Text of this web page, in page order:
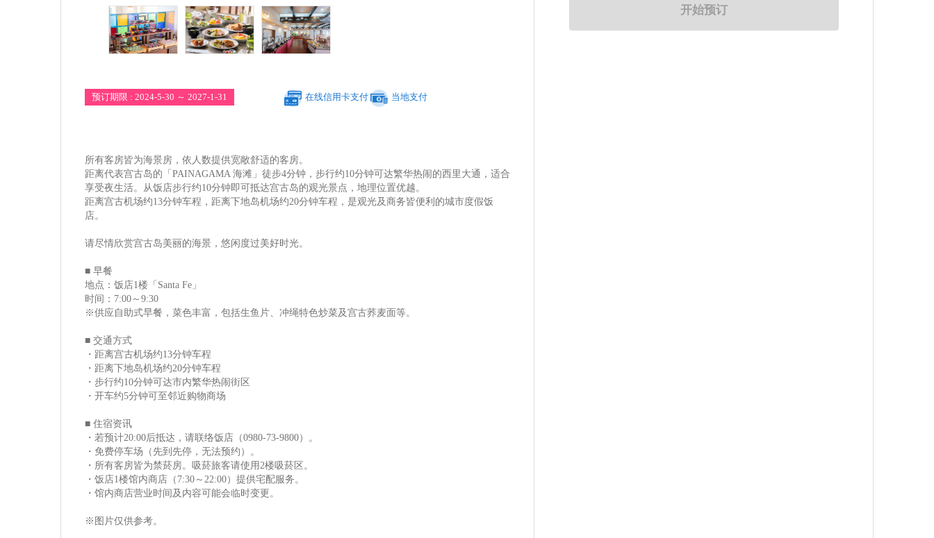
预订期限 : 2024-5-30 ～ 2027-1-31 在线信用卡支付 当地支付
所有客房皆为海景房，依人数提供宽敞舒适的客房。
距离代表宫古岛的「PAINAGAMA 海滩」徒步4分钟，步行约10分钟可达繁华热闹的西里大通，适合
享受夜生活。从饭店步行约10分钟即可抵达宫古岛的观光景点，地理位置优越。
距离宫古机场约13分钟车程，距离下地岛机场约20分钟车程，是观光及商务皆便利的城市度假饭
店。
请尽情欣赏宫古岛美丽的海景，悠闲度过美好时光。
■ 早餐
地点：饭店1楼「Santa Fe」
时间：7:00～9:30
※供应自助式早餐，菜色丰富，包括生鱼片、冲绳特色炒菜及宫古荞麦面等。
■ 交通方式
・距离宫古机场约13分钟车程
・距离下地岛机场约20分钟车程
・步行约10分钟可达市内繁华热闹街区
・开车约5分钟可至邻近购物商场
■ 住宿资讯
・若预计20:00后抵达，请联络饭店（0980-73-9800）。
・免费停车场（先到先停，无法预约）。
・所有客房皆为禁菸房。吸菸旅客请使用2楼吸菸区。
・饭店1楼馆内商店（7:30～22:00）提供宅配服务。
・馆内商店营业时间及内容可能会临时变更。
※图片仅供参考。